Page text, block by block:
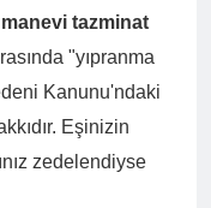
tazminat
"yıpranma
Kanunu'ndaki
Eşinizin
zedelendiyse